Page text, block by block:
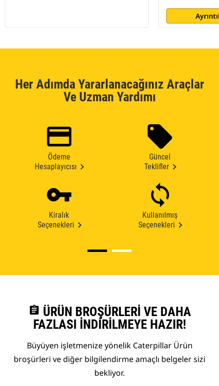
Her Adımda Yararlanacağınız Araçlar
Ve Uzman Yardımı
Ödeme
Hesaplayıcısı
Güncel
Teklifler
Kiralık
Seçenekleri
Kullanılmış
Seçenekleri
assignment ÜRÜN BROŞÜRLERI VE DAHA
FAZLASI İNDIRILMEYE HAZIR!
Büyüyen işletmenize yönelik Caterpillar Ürün
broşürleri ve diğer bilgilendirme amaçlı belgeler sizi
bekliyor.